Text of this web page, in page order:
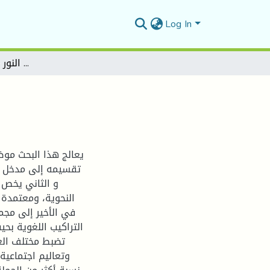
Log In
الجملة في سورة النور - دراسة نحوية بلاغية-
يعالج هذا البحث
تقسيمه إلى مدخل
و الثاني يخص
النحوية،
في الأخير إلى
التراكيب اللغوية
تضبط مختلف
وتعاليم